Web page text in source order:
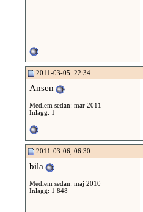
2011-03-05, 22:34
Ansen
Medlem sedan: mar 2011
Inlägg: 1
2011-03-06, 06:30
bila
Medlem sedan: maj 2010
Inlägg: 1 848